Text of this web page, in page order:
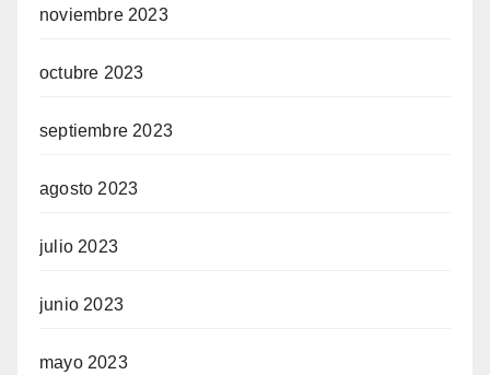
noviembre 2023
octubre 2023
septiembre 2023
agosto 2023
julio 2023
junio 2023
mayo 2023